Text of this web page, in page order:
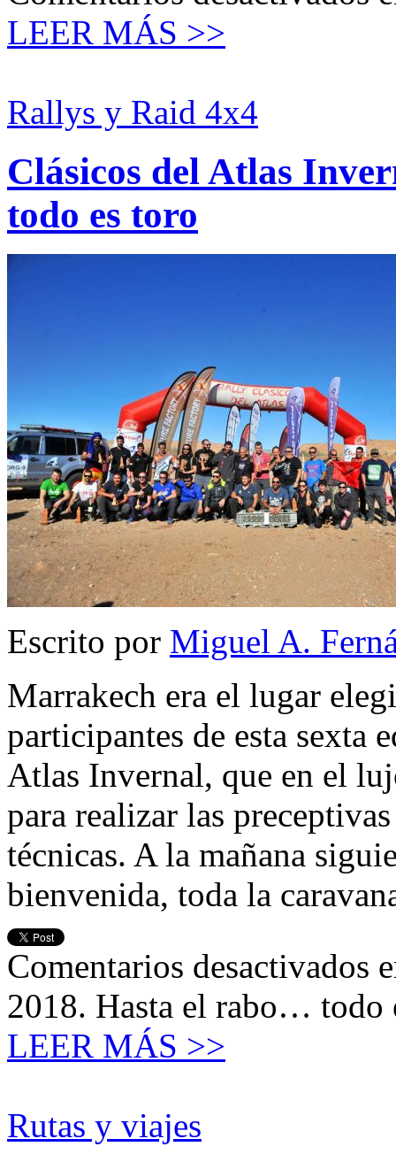
LEER MÁS >>
Rallys y Raid 4x4
Clásicos del Atlas
todo es toro
Escrito por Miguel A.
Marrakech era el lugar
participantes de esta sexta
Atlas Invernal, que en el
para realizar las
técnicas. A la mañana
bienvenida, toda la
Comentarios desactivados
2018. Hasta el rabo… todo
LEER MÁS >>
Rutas y viajes